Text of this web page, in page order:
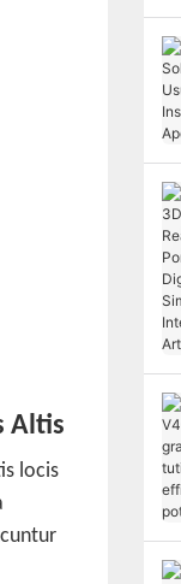
Altis
locis